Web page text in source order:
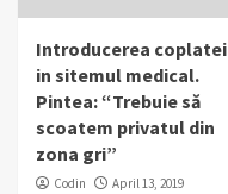
Introducerea coplatei
in sitemul medical.
Pintea: “Trebuie să
scoatem privatul din
zona gri”
Codin April 13, 2019